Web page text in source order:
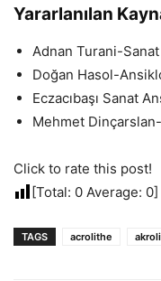
Yararlanılan
Adnan Turani-
Doğan Hasol-
Eczacıbaşı Sanat
Mehmet
Click to rate this post!
[Total: 0 Average: 0]
TAGS acrolithe